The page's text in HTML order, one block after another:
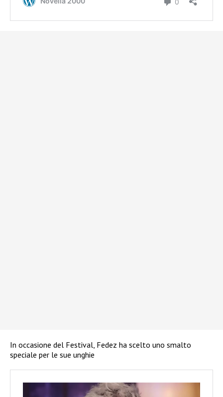
In occasione del Festival, Fedez ha scelto uno smalto
speciale per le sue unghie